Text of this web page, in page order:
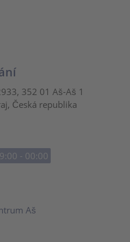
352 01 Aš-Aš 1
Česká republika
- 00:00
Aš